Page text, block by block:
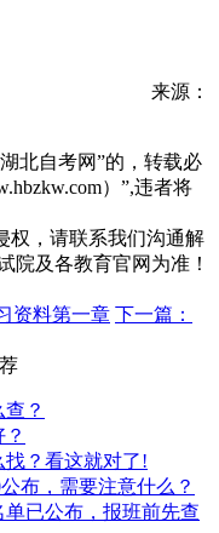
来源：
北自考网”的，转载必
）”,违者将
权，请联系我们沟通解
院及各教育官网为准！
资料第一章 下一篇：
？
？看这就对了!
布，需要注意什么？
已公布，报班前先查